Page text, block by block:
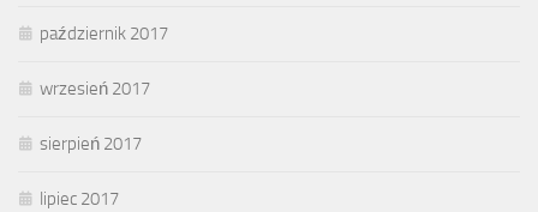
październik 2017
wrzesień 2017
sierpień 2017
lipiec 2017